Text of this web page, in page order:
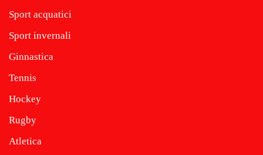
Sport acquatici
Sport invernali
Ginnastica
Tennis
Hockey
Rugby
Atletica